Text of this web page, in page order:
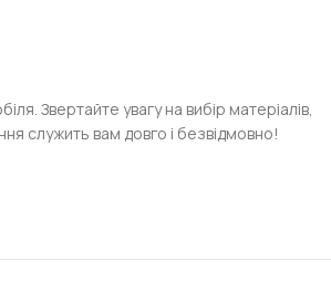
Звертайте увагу на вибір матеріалів,
служить вам довго і безвідмовно!